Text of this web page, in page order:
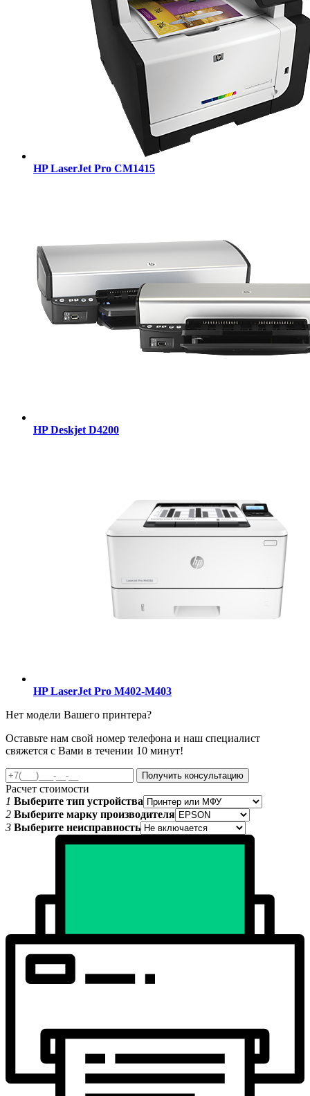
HP LaserJet Pro CM1415
HP Deskjet D4200
HP LaserJet Pro M402-M403
Нет модели Вашего принтера?
Оставьте нам свой номер телефона и наш специалист
свяжется с Вами в течении 10 минут!
Получить консультацию
Расчет стоимости
1 Выберите тип устройства
2 Выберите марку производителя
3 Выберите неисправность